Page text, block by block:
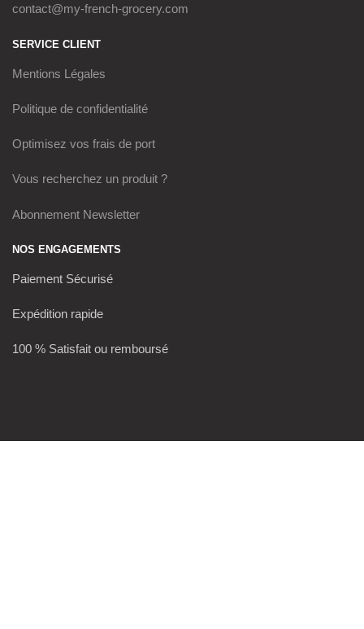
contact@my-french-grocery.com
SERVICE CLIENT
Mentions Légales
Politique de confidentialité
Optimisez vos frais de port
Vous recherchez un produit ?
Abonnement Newsletter
NOS ENGAGEMENTS
Paiement Sécurisé
Expédition rapide
100 % Satisfait ou remboursé